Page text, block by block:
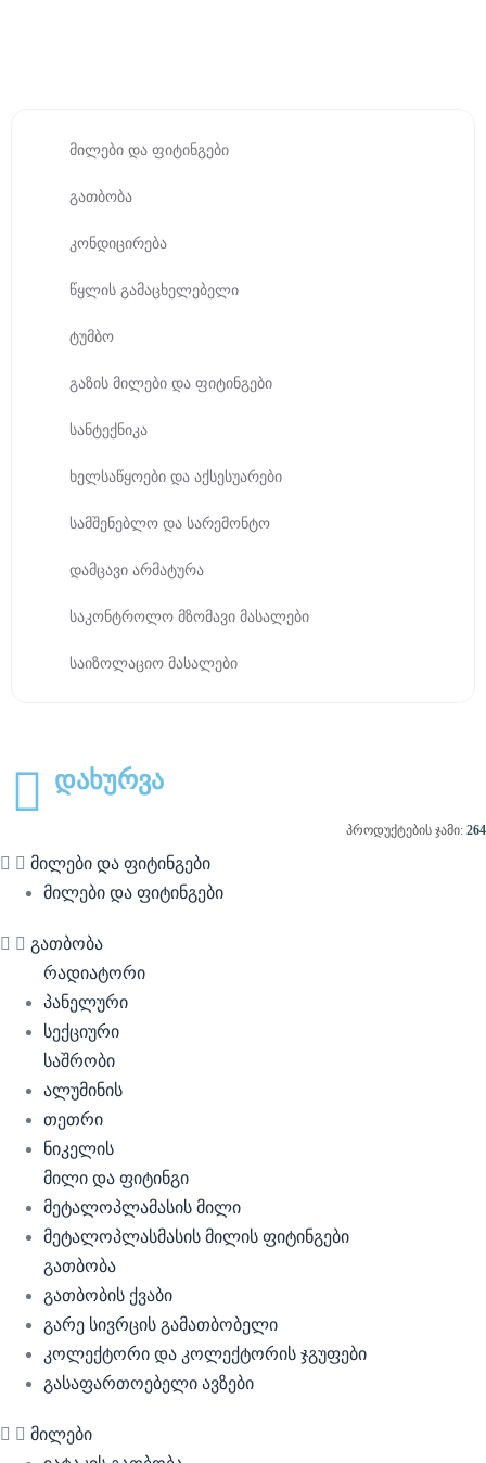
მილები და ფიტინგები
გათბობა
კონდიცირება
წყლის გამაცხელებელი
ტუმბო
გაზის მილები და ფიტინგები
სანტექნიკა
ხელსაწყოები და აქსესუარები
სამშენებლო და სარემონტო
დამცავი არმატურა
საკონტროლო მზომავი მასალები
საიზოლაციო მასალები
დახურვა
პროდუქტების ჯამი: 264
მილები და ფიტინგები
მილები და ფიტინგები
გათბობა
რადიატორი
პანელური
სექციური
საშრობი
ალუმინის
თეთრი
ნიკელის
მილი და ფიტინგი
მეტალოპლამასის მილი
მეტალოპლასმასის მილის ფიტინგები
გათბობა
გათბობის ქვაბი
გარე სივრცის გამათბობელი
კოლექტორი და კოლექტორის ჯგუფები
გასაფართოებელი ავზები
მილები